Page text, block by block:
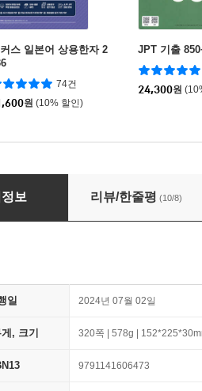
스 일본어 상용한자 2
74건
원 (10% 할인)
JPT 기출
24,300원
프 그리고 입맞춤
보 리뷰/한줄평 (10/8)
일 2024년 07월 02일
, 크기 320쪽 | 578g |
9791141606473